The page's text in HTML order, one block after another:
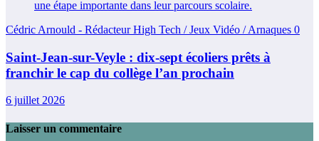
Cédric Arnould - Rédacteur High Tech / Jeux Vidéo / Arnaques 0
Saint-Jean-sur-Veyle : dix-sept écoliers prêts à
franchir le cap du collège l’an prochain
6 juillet 2026
Laisser un commentaire